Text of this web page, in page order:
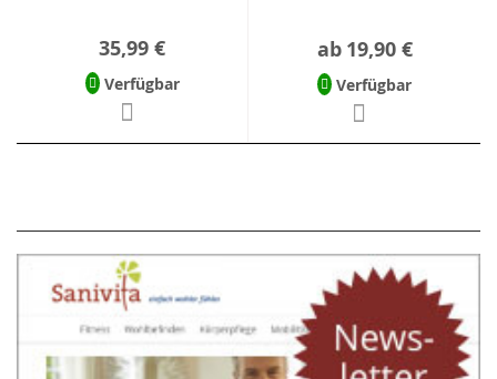
35,99 €
Verfügbar
ab 19,90 €
Verfügbar